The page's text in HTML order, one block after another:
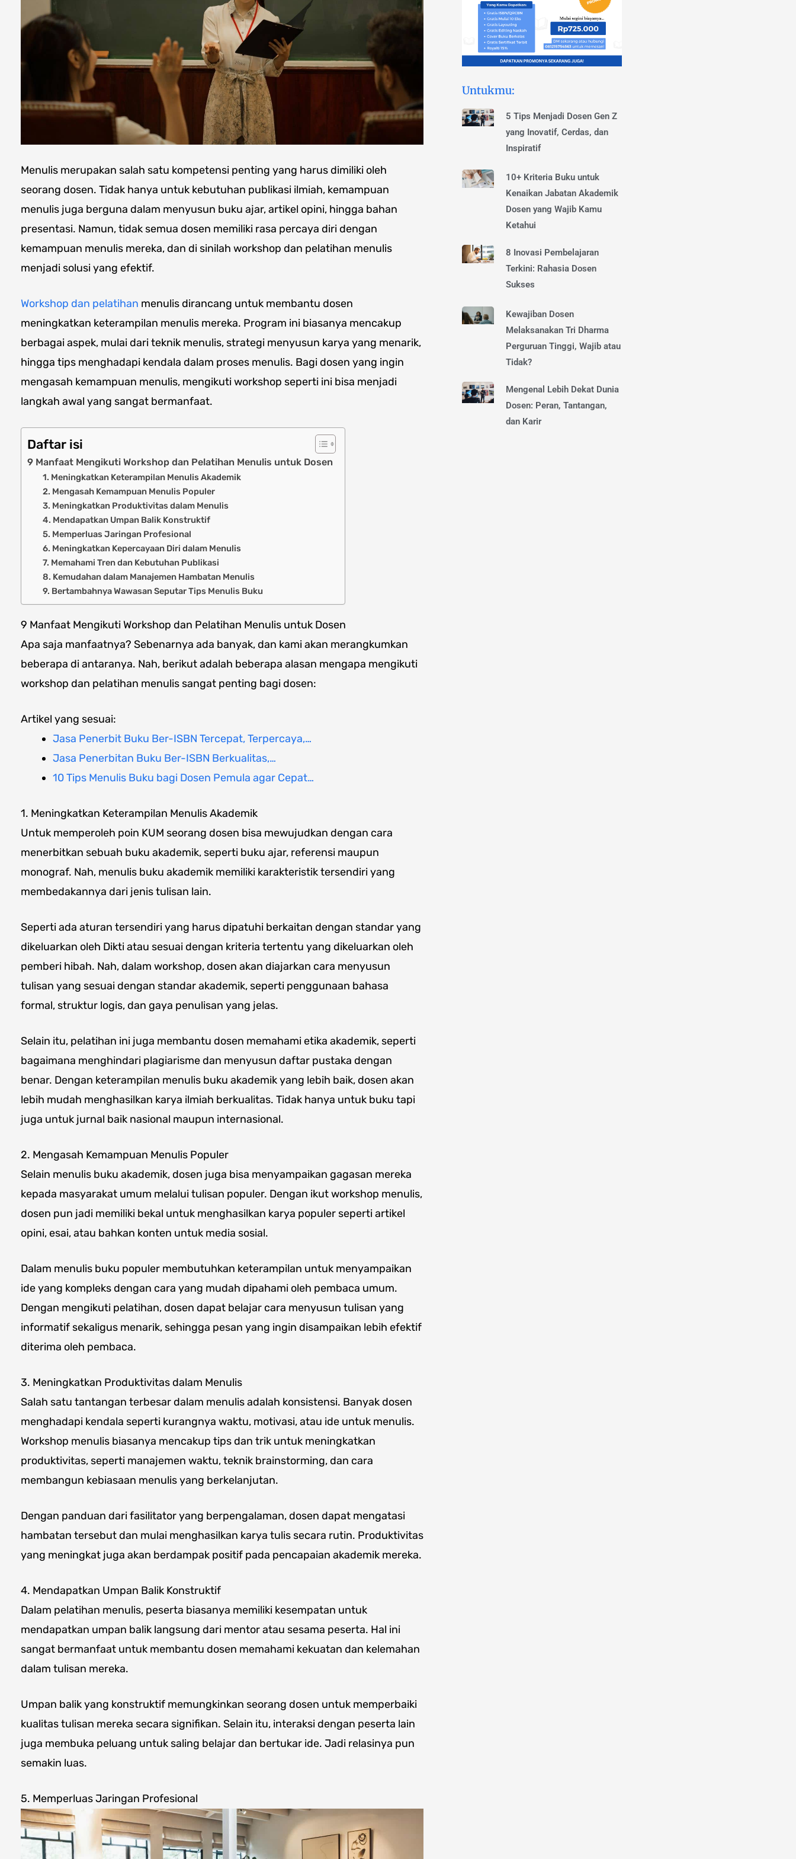
Menulis merupakan salah satu kompetensi penting yang harus dimiliki oleh
seorang dosen. Tidak hanya untuk kebutuhan publikasi ilmiah, kemampuan
menulis juga berguna dalam menyusun buku ajar, artikel opini, hingga bahan
presentasi. Namun, tidak semua dosen memiliki rasa percaya diri dengan
kemampuan menulis mereka, dan di sinilah workshop dan pelatihan menulis
menjadi solusi yang efektif.
Workshop dan pelatihan menulis dirancang untuk membantu dosen
meningkatkan keterampilan menulis mereka. Program ini biasanya mencakup
berbagai aspek, mulai dari teknik menulis, strategi menyusun karya yang menarik,
hingga tips menghadapi kendala dalam proses menulis. Bagi dosen yang ingin
mengasah kemampuan menulis, mengikuti workshop seperti ini bisa menjadi
langkah awal yang sangat bermanfaat.
Daftar isi
9 Manfaat Mengikuti Workshop dan Pelatihan Menulis untuk Dosen
1. Meningkatkan Keterampilan Menulis Akademik
2. Mengasah Kemampuan Menulis Populer
3. Meningkatkan Produktivitas dalam Menulis
4. Mendapatkan Umpan Balik Konstruktif
5. Memperluas Jaringan Profesional
6. Meningkatkan Kepercayaan Diri dalam Menulis
7. Memahami Tren dan Kebutuhan Publikasi
8. Kemudahan dalam Manajemen Hambatan Menulis
9. Bertambahnya Wawasan Seputar Tips Menulis Buku
9 Manfaat Mengikuti Workshop dan Pelatihan Menulis untuk Dosen
Apa saja manfaatnya? Sebenarnya ada banyak, dan kami akan merangkumkan
beberapa di antaranya. Nah, berikut adalah beberapa alasan mengapa mengikuti
workshop dan pelatihan menulis sangat penting bagi dosen:
Artikel yang sesuai:
Jasa Penerbit Buku Ber-ISBN Tercepat, Terpercaya,…
Jasa Penerbitan Buku Ber-ISBN Berkualitas,…
10 Tips Menulis Buku bagi Dosen Pemula agar Cepat…
1. Meningkatkan Keterampilan Menulis Akademik
Untuk memperoleh poin KUM seorang dosen bisa mewujudkan dengan cara
menerbitkan sebuah buku akademik, seperti buku ajar, referensi maupun
monograf. Nah, menulis buku akademik memiliki karakteristik tersendiri yang
membedakannya dari jenis tulisan lain.
Seperti ada aturan tersendiri yang harus dipatuhi berkaitan dengan standar yang
dikeluarkan oleh Dikti atau sesuai dengan kriteria tertentu yang dikeluarkan oleh
pemberi hibah. Nah, dalam workshop, dosen akan diajarkan cara menyusun
tulisan yang sesuai dengan standar akademik, seperti penggunaan bahasa
formal, struktur logis, dan gaya penulisan yang jelas.
Selain itu, pelatihan ini juga membantu dosen memahami etika akademik, seperti
bagaimana menghindari plagiarisme dan menyusun daftar pustaka dengan
benar. Dengan keterampilan menulis buku akademik yang lebih baik, dosen akan
lebih mudah menghasilkan karya ilmiah berkualitas. Tidak hanya untuk buku tapi
juga untuk jurnal baik nasional maupun internasional.
2. Mengasah Kemampuan Menulis Populer
Selain menulis buku akademik, dosen juga bisa menyampaikan gagasan mereka
kepada masyarakat umum melalui tulisan populer. Dengan ikut workshop menulis,
dosen pun jadi memiliki bekal untuk menghasilkan karya populer seperti artikel
opini, esai, atau bahkan konten untuk media sosial.
Dalam menulis buku populer membutuhkan keterampilan untuk menyampaikan
ide yang kompleks dengan cara yang mudah dipahami oleh pembaca umum.
Dengan mengikuti pelatihan, dosen dapat belajar cara menyusun tulisan yang
informatif sekaligus menarik, sehingga pesan yang ingin disampaikan lebih efektif
diterima oleh pembaca.
3. Meningkatkan Produktivitas dalam Menulis
Salah satu tantangan terbesar dalam menulis adalah konsistensi. Banyak dosen
menghadapi kendala seperti kurangnya waktu, motivasi, atau ide untuk menulis.
Workshop menulis biasanya mencakup tips dan trik untuk meningkatkan
produktivitas, seperti manajemen waktu, teknik brainstorming, dan cara
membangun kebiasaan menulis yang berkelanjutan.
Dengan panduan dari fasilitator yang berpengalaman, dosen dapat mengatasi
hambatan tersebut dan mulai menghasilkan karya tulis secara rutin. Produktivitas
yang meningkat juga akan berdampak positif pada pencapaian akademik mereka.
4. Mendapatkan Umpan Balik Konstruktif
Dalam pelatihan menulis, peserta biasanya memiliki kesempatan untuk
mendapatkan umpan balik langsung dari mentor atau sesama peserta. Hal ini
sangat bermanfaat untuk membantu dosen memahami kekuatan dan kelemahan
dalam tulisan mereka.
Umpan balik yang konstruktif memungkinkan seorang dosen untuk memperbaiki
kualitas tulisan mereka secara signifikan. Selain itu, interaksi dengan peserta lain
juga membuka peluang untuk saling belajar dan bertukar ide. Jadi relasinya pun
semakin luas.
5. Memperluas Jaringan Profesional
Untukmu:
5 Tips Menjadi Dosen Gen Z
yang Inovatif, Cerdas, dan
Inspiratif
10+ Kriteria Buku untuk
Kenaikan Jabatan Akademik
Dosen yang Wajib Kamu
Ketahui
8 Inovasi Pembelajaran
Terkini: Rahasia Dosen
Sukses
Kewajiban Dosen
Melaksanakan Tri Dharma
Perguruan Tinggi, Wajib atau
Tidak?
Mengenal Lebih Dekat Dunia
Dosen: Peran, Tantangan,
dan Karir